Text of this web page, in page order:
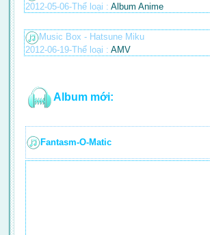
2012-05-06-Thể loại : Album Anime
Music Box - Hatsune Miku
2012-06-19-Thể loại : AMV
Album mới:
Fantasm-O-Matic